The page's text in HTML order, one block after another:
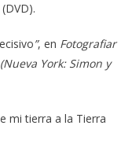
”, en Fotografiar
York: Simon y
mi tierra a la Tierra